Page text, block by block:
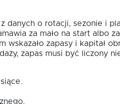
danych o rotacji, sezonie i
za mało na start albo
wskazało zapasy i kapitał
zapas musi być liczony